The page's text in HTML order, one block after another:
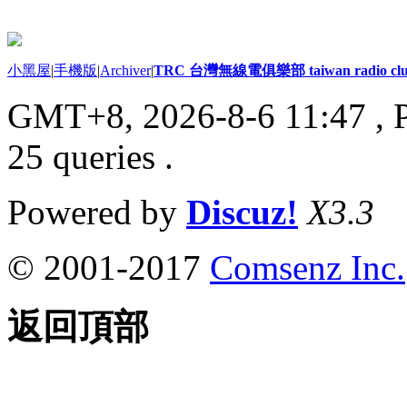
小黑屋|手機版|Archiver|TRC 台灣無線電俱樂部 taiwan radio
GMT+8, 2026-8-6 11:47 ,
25 queries .
Powered by Discuz! X3.3
© 2001-2017 Comsenz Inc.
返回頂部